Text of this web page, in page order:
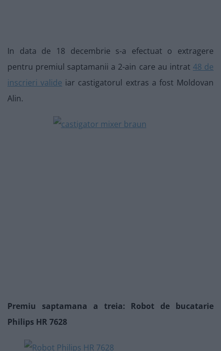
In data de 18 decembrie s-a efectuat o extragere
pentru premiul saptamanii a 2-ain care au intrat 48 de
inscrieri valide iar castigatorul extras a fost Moldovan
Alin.
Premiu saptamana a treia: Robot de bucatarie
Philips HR 7628